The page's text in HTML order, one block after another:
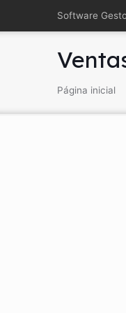
Software
Página inicial